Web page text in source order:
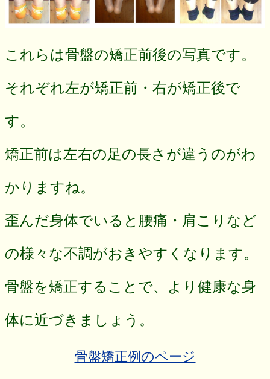
これらは骨盤の矯正前後の写真です。
それぞれ左が矯正前・右が矯正後で
す。
矯正前は左右の足の長さが違うのがわ
かりますね。
歪んだ身体でいると腰痛・肩こりなど
の様々な不調がおきやすくなります。
骨盤を矯正することで、より健康な身
体に近づきましょう。
骨盤矯正例のページ